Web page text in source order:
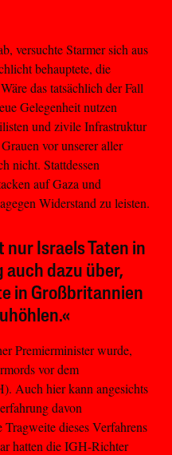
versuchte Starmer sich aus
behauptete, die
das tatsächlich der Fall
Gelegenheit nutzen
und zivile Infrastruktur
vor unserer aller
nicht. Stattdessen
auf Gaza und
Widerstand zu leisten.
Israels Taten in
auch dazu über,
in Großbritannien
Premierminister wurde,
vor dem
Auch hier kann angesichts
davon
Tragweite dieses Verfahrens
hatten die IGH-Richter